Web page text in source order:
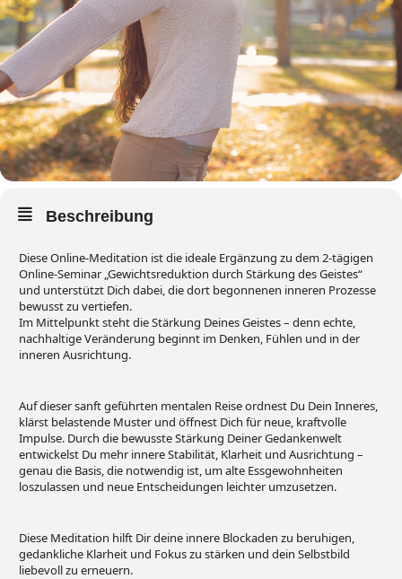
Beschreibung
Diese Online-Meditation ist die ideale Ergänzung zu dem 2-tägigen
Online-Seminar „Gewichtsreduktion durch Stärkung des Geistes“
und unterstützt Dich dabei, die dort begonnenen inneren Prozesse
bewusst zu vertiefen.
Im Mittelpunkt steht die Stärkung Deines Geistes – denn echte,
nachhaltige Veränderung beginnt im Denken, Fühlen und in der
inneren Ausrichtung.
Auf dieser sanft geführten mentalen Reise ordnest Du Dein Inneres,
klärst belastende Muster und öffnest Dich für neue, kraftvolle
Impulse. Durch die bewusste Stärkung Deiner Gedankenwelt
entwickelst Du mehr innere Stabilität, Klarheit und Ausrichtung –
genau die Basis, die notwendig ist, um alte Essgewohnheiten
loszulassen und neue Entscheidungen leichter umzusetzen.
Diese Meditation hilft Dir deine innere Blockaden zu beruhigen,
gedankliche Klarheit und Fokus zu stärken und dein Selbstbild
liebevoll zu erneuern.